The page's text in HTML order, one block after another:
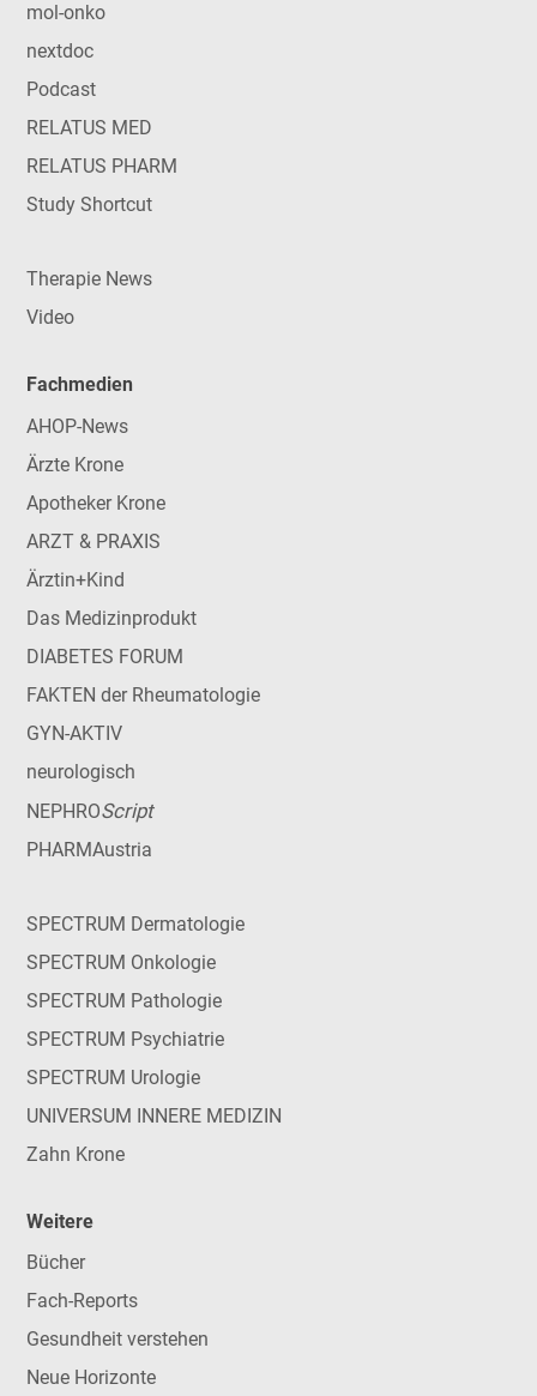
mol-onko
nextdoc
Podcast
RELATUS MED
RELATUS PHARM
Study Shortcut
Therapie News
Video
Fachmedien
AHOP-News
Ärzte Krone
Apotheker Krone
ARZT & PRAXIS
Ärztin+Kind
Das Medizinprodukt
DIABETES FORUM
FAKTEN der Rheumatologie
GYN-AKTIV
neurologisch
NEPHROScript
PHARMAustria
SPECTRUM Dermatologie
SPECTRUM Onkologie
SPECTRUM Pathologie
SPECTRUM Psychiatrie
SPECTRUM Urologie
UNIVERSUM INNERE MEDIZIN
Zahn Krone
Weitere
Bücher
Fach-Reports
Gesundheit verstehen
Neue Horizonte